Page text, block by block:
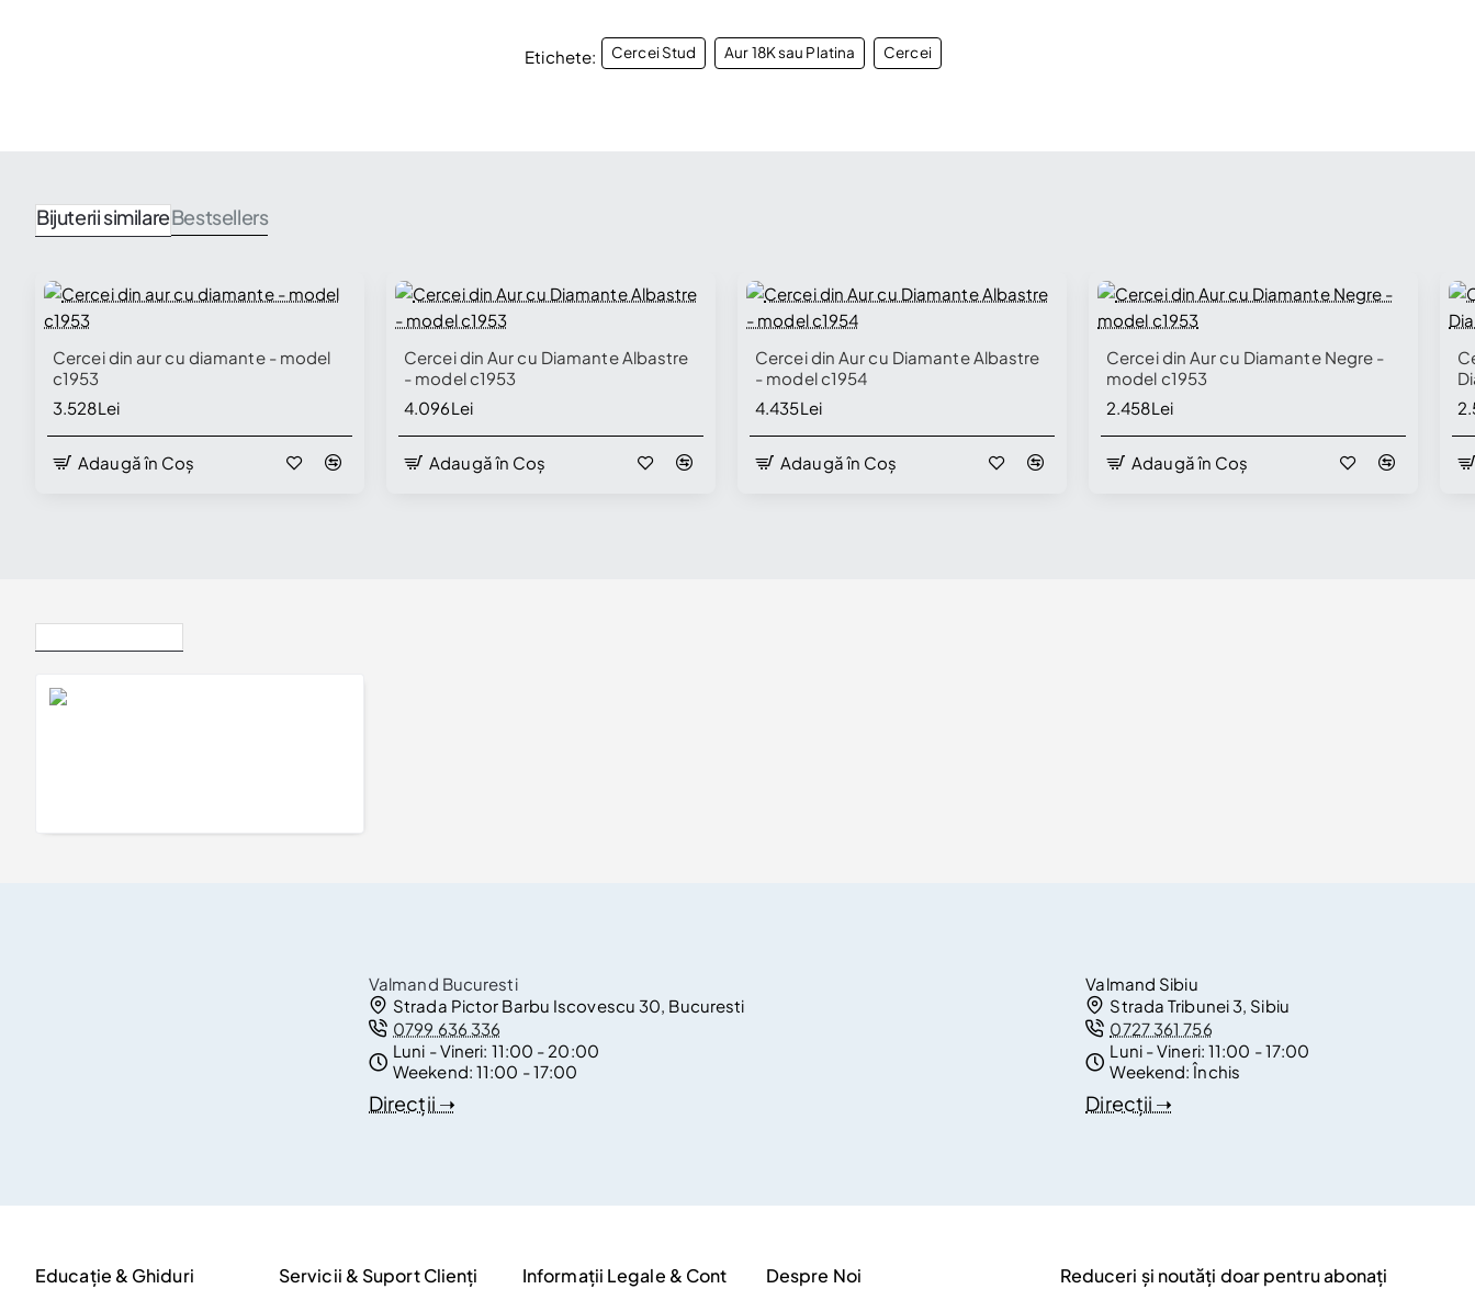
Etichete: Cercei Stud Aur 18K sau Platina Cercei
Bijuterii similareBestsellers
Cercei din aur cu diamante - model
c1953
3.528Lei
Adaugă în Coș
Cercei din Aur cu Diamante Albastre
- model c1953
4.096Lei
Adaugă în Coș
Cercei din Aur cu Diamante Albastre
- model c1954
4.435Lei
Adaugă în Coș
Cercei din Aur cu Diamante Negre -
model c1953
2.458Lei
Adaugă în Coș
Valmand Bucuresti
Strada Pictor Barbu Iscovescu 30, Bucuresti
0799 636 336
Luni - Vineri: 11:00 - 20:00
Weekend: 11:00 - 17:00
Direcții ➝
Valmand Sibiu
Strada Tribunei 3, Sibiu
0727 361 756
Luni - Vineri: 11:00 - 17:00
Weekend:Închis
Direcții ➝
Educație & Ghiduri Servicii & Suport Clienți Informații Legale & Cont Despre Noi Reduceri și noutăți doar pentru abonați